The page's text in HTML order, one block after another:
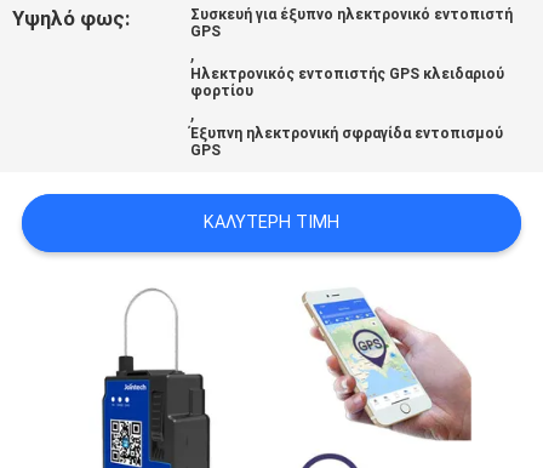
ΑΠΌΣΠΑΣΜΑ
SITEMAP
PRIVACY
Υψηλό φως:
Συσκευή για έξυπνο ηλεκτρονικό εντοπιστή
GPS
,
Ηλεκτρονικός εντοπιστής GPS κλειδαριού
φορτίου
,
Έξυπνη ηλεκτρονική σφραγίδα εντοπισμού
GPS
ΚΑΛΎΤΕΡΗ ΤΙΜΉ